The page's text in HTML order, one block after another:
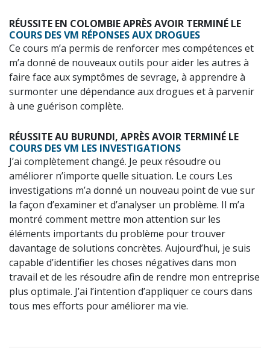
RÉUSSITE EN COLOMBIE APRÈS AVOIR TERMINÉ LE
COURS DES VM RÉPONSES AUX DROGUES
Ce cours m’a permis de renforcer mes compétences et
m’a donné de nouveaux outils pour aider les autres à
faire face aux symptômes de sevrage, à apprendre à
surmonter une dépendance aux drogues et à parvenir
à une guérison complète.
RÉUSSITE AU BURUNDI, APRÈS AVOIR TERMINÉ LE
COURS DES VM LES INVESTIGATIONS
J’ai complètement changé. Je peux résoudre ou
améliorer n’importe quelle situation. Le cours Les
investigations m’a donné un nouveau point de vue sur
la façon d’examiner et d’analyser un problème. Il m’a
montré comment mettre mon attention sur les
éléments importants du problème pour trouver
davantage de solutions concrètes. Aujourd’hui, je suis
capable d’identifier les choses négatives dans mon
travail et de les résoudre afin de rendre mon entreprise
plus optimale. J’ai l’intention d’appliquer ce cours dans
tous mes efforts pour améliorer ma vie.